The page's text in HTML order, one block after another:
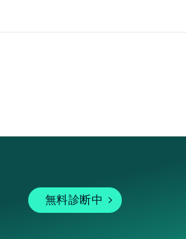
無料診断中